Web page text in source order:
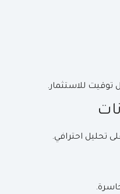
توقيت للاستثمار.
تحليل احترافي.